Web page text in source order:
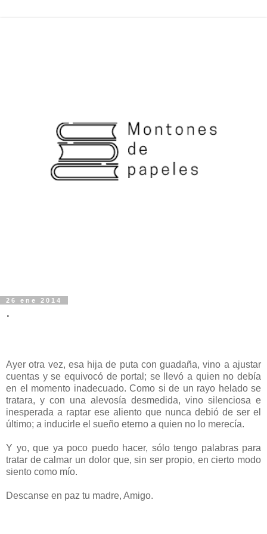
26 ene 2014
.
Ayer otra vez, esa hija de puta con guadaña, vino a ajustar
cuentas y se equivocó de portal; se llevó a quien no debía
en el momento inadecuado. Como si de un rayo helado se
tratara, y con una alevosía desmedida, vino silenciosa e
inesperada a raptar ese aliento que nunca debió de ser el
último; a inducirle el sueño eterno a quien no lo merecía.
Y yo, que ya poco puedo hacer, sólo tengo palabras para
tratar de calmar un dolor que, sin ser propio, en cierto modo
siento como mío.
Descanse en paz tu madre, Amigo.